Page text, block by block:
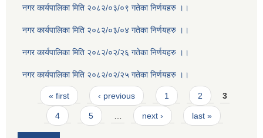
नगर कार्यपालिका मिति २०८२/०३/०९ गतेका निर्णयहरु ।।
नगर कार्यपालिका मिति २०८२/०३/०४ गतेका निर्णयहरु ।।
नगर कार्यपालिका मिति २०८२/०२/२६ गतेका निर्णयहरु ।।
नगर कार्यपालिका मिति २०८२/०२/२५ गतेका निर्णयहरु ।।
Pages
« first ‹ previous 1 2 3
4 5 … next › last »